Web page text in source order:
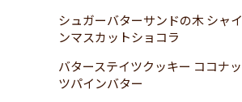
シュガーバターサンドの木 シャイ
ンマスカットショコラ
バターステイツクッキー ココナッ
ツパインバター